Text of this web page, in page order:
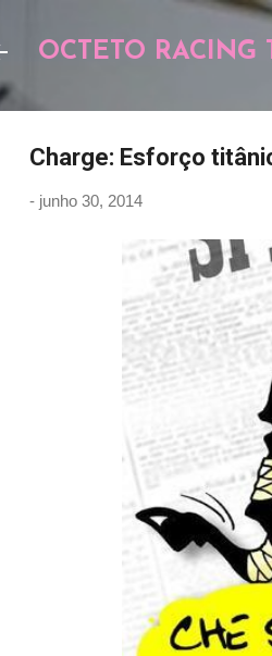
OCTETO RACING
Charge: Esforço
- junho 30, 2014